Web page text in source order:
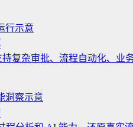
复杂审批、流程自动化、业